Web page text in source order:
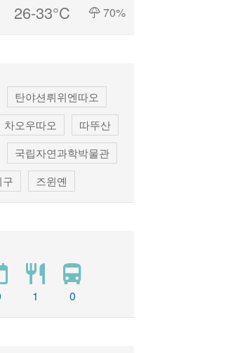
26-33°C 70%
탄야션뤼위엔따오
차오우따오
따뚜산
국립자연과학박물관
즈윈옌
우치 관광 항구
림유원지
1 0